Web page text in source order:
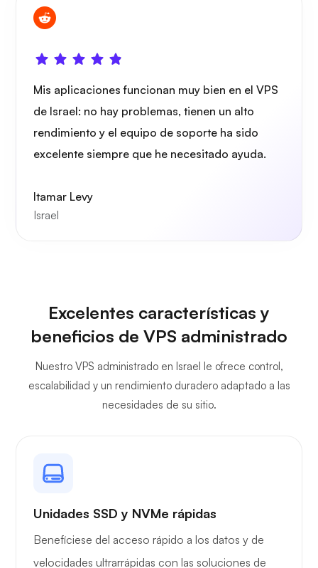
Mis aplicaciones funcionan muy bien en el VPS
de Israel: no hay problemas, tienen un alto
rendimiento y el equipo de soporte ha sido
excelente siempre que he necesitado ayuda.
Itamar Levy
Israel
Excelentes características y
beneficios de VPS administrado
Nuestro VPS administrado en Israel le ofrece control,
escalabilidad y un rendimiento duradero adaptado a las
necesidades de su sitio.
Unidades SSD y NVMe rápidas
Benefíciese del acceso rápido a los datos y de
velocidades ultrarrápidas con las soluciones de